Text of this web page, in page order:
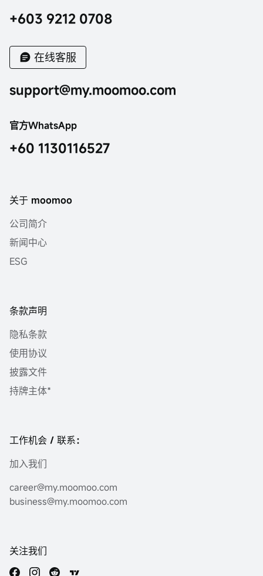
+603 9212 0708
在线客服
support@my.moomoo.com
官方WhatsApp
+60 1130116527
关于 moomoo
公司简介
新闻中心
ESG
条款声明
隐私条款
使用协议
披露文件
持牌主体*
工作机会 / 联系：
加入我们
career@my.moomoo.com
business@my.moomoo.com
关注我们